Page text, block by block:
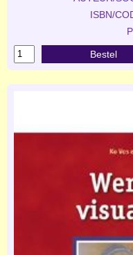
ISBN/
Bestel